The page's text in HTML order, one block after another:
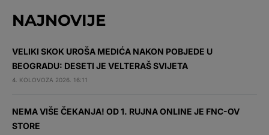
NAJNOVIJE
VELIKI SKOK UROŠA MEDIĆA NAKON POBJEDE U
BEOGRADU: DESETI JE VELTERAŠ SVIJETA
4. KOLOVOZA 2026. 16:11
NEMA VIŠE ČEKANJA! OD 1. RUJNA ONLINE JE FNC-OV
STORE